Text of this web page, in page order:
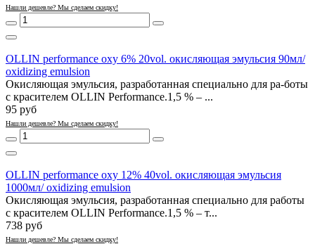
Нашли дешевле? Мы сделаем скидку!
OLLIN performance oxy 6% 20vol. окисляющая эмульсия 90мл/
oxidizing emulsion
Окисляющая эмульсия, разработанная специально для ра-боты
с красителем OLLIN Performance.1,5 % – ...
95 руб
Нашли дешевле? Мы сделаем скидку!
OLLIN performance oxy 12% 40vol. окисляющая эмульсия
1000мл/ oxidizing emulsion
Окисляющая эмульсия, разработанная специально для работы
с красителем OLLIN Performance.1,5 % – т...
738 руб
Нашли дешевле? Мы сделаем скидку!